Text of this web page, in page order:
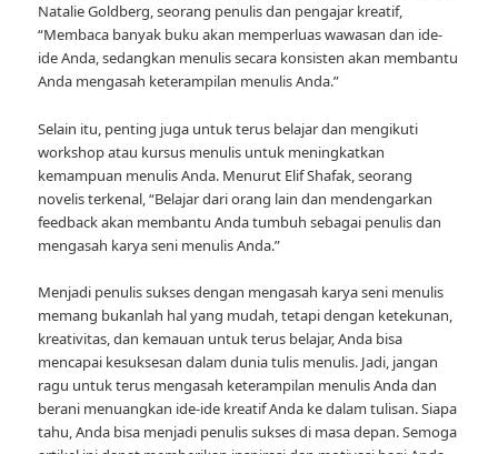
Natalie Goldberg, seorang penulis dan pengajar kreatif,
“Membaca banyak buku akan memperluas wawasan dan ide-
ide Anda, sedangkan menulis secara konsisten akan membantu
Anda mengasah keterampilan menulis Anda.”
Selain itu, penting juga untuk terus belajar dan mengikuti
workshop atau kursus menulis untuk meningkatkan
kemampuan menulis Anda. Menurut Elif Shafak, seorang
novelis terkenal, “Belajar dari orang lain dan mendengarkan
feedback akan membantu Anda tumbuh sebagai penulis dan
mengasah karya seni menulis Anda.”
Menjadi penulis sukses dengan mengasah karya seni menulis
memang bukanlah hal yang mudah, tetapi dengan ketekunan,
kreativitas, dan kemauan untuk terus belajar, Anda bisa
mencapai kesuksesan dalam dunia tulis menulis. Jadi, jangan
ragu untuk terus mengasah keterampilan menulis Anda dan
berani menuangkan ide-ide kreatif Anda ke dalam tulisan. Siapa
tahu, Anda bisa menjadi penulis sukses di masa depan. Semoga